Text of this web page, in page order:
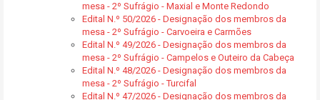
mesa - 2º Sufrágio - Maxial e Monte Redondo
Edital N.º 50/2026 - Designação dos membros da
mesa - 2º Sufrágio - Carvoeira e Carmões
Edital N.º 49/2026 - Designação dos membros da
mesa - 2º Sufrágio - Campelos e Outeiro da Cabeça
Edital N.º 48/2026 - Designação dos membros da
mesa - 2º Sufrágio - Turcifal
Edital N.º 47/2026 - Designação dos membros da